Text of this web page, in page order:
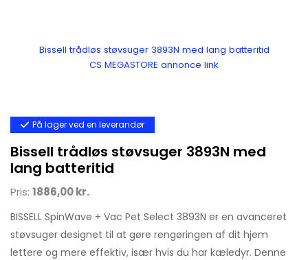
Bissell trådløs støvsuger 3893N med lang batteritid
CS MEGASTORE annonce link
På lager ved en leverandør
Bissell trådløs støvsuger 3893N med
lang batteritid
Pris: 1886,00 kr.
BISSELL SpinWave + Vac Pet Select 3893N er en avanceret
støvsuger designet til at gøre rengøringen af dit hjem
lettere og mere effektiv, især hvis du har kæledyr. Denne